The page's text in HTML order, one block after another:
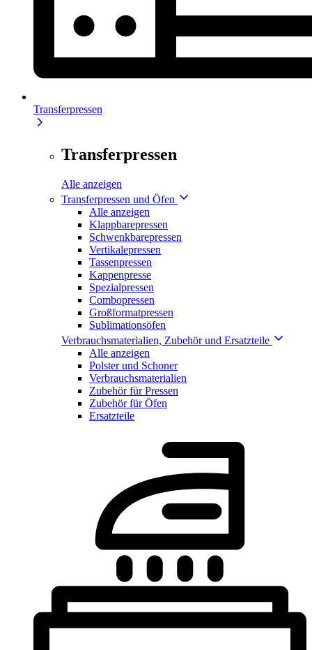
Transferpressen
Transferpressen
Alle anzeigen
Transferpressen und Öfen
Alle anzeigen
Klappbarepressen
Schwenkbarepressen
Vertikalepressen
Tassenpressen
Kappenpresse
Spezialpressen
Combopressen
Großformatpressen
Sublimationsöfen
Verbrauchsmaterialien, Zubehör und Ersatzteile
Alle anzeigen
Polster und Schoner
Verbrauchsmaterialien
Zubehör für Pressen
Zubehör für Öfen
Ersatzteile